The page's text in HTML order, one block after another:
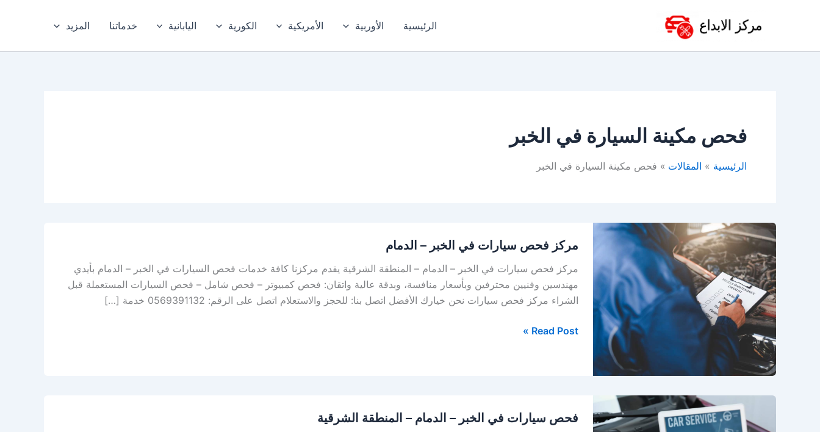
الرئيسية الأوربية الأمريكية الكورية اليابانية خدماتنا المزيد
فحص مكينة السيارة في الخبر
الرئيسية المقالات فحص مكينة السيارة في الخبر
مركز فحص سيارات في الخبر – الدمام
مركز فحص سيارات في الخبر – الدمام – المنطقة الشرقية يقدم مركزنا كافة خدمات فحص السيارات في الخبر – الدمام بأيدي
مهندسين وفنيين محترفين وبأسعار منافسة، وبدقة عالية واتقان: فحص كمبيوتر – فحص شامل – فحص السيارات المستعملة قبل
الشراء مركز فحص سيارات نحن خيارك الأفضل اتصل بنا: للحجز والاستعلام اتصل على الرقم: 0569391132 خدمة […]
فحص
في
الخبر
الدمام
Read Post »
فحص سيارات في الخبر – الدمام – المنطقة الشرقية
سيارات